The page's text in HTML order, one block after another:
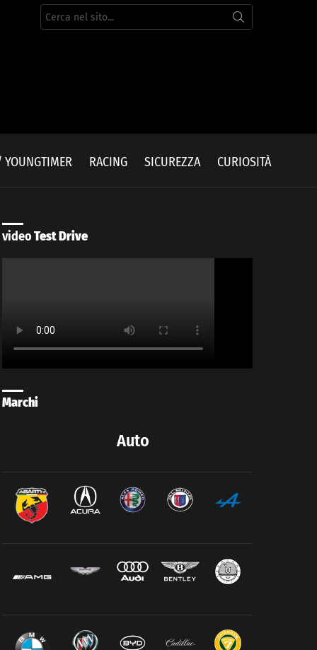
Cerca
per:
YOUNGTIMER RACING SICUREZZA CURIOSITÀ
videoTest Drive
Marchi
Auto